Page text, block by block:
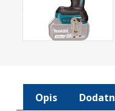
Opis